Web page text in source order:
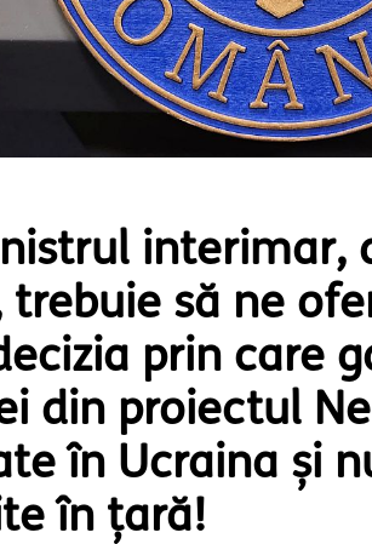
interimar,
trebuie să ne
prin care
din proiectul
în Ucraina și
în țară!